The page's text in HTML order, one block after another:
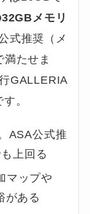
メモリ
式推奨（メ
たせま
GALLERIA
。
ASA公式推
上回る
マップや
がある